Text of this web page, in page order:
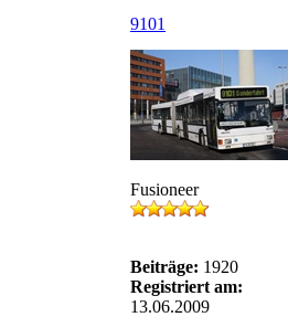
9101
Fusioneer
Beiträge: 1920
Registriert am:
13.06.2009